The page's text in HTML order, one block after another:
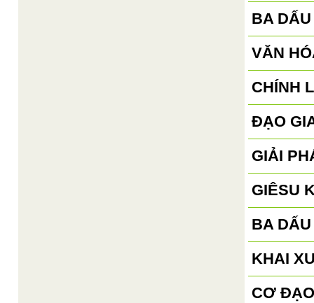
BA
VĂN
CHÍNH
ĐẠO
GIẢI
GIÊSU
BA
KHAI
CƠ